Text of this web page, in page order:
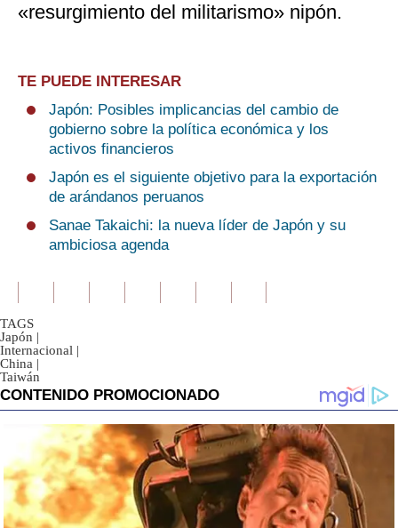
«resurgimiento del militarismo» nipón.
TE PUEDE INTERESAR
Japón: Posibles implicancias del cambio de
gobierno sobre la política económica y los
activos financieros
Japón es el siguiente objetivo para la exportación
de arándanos peruanos
Sanae Takaichi: la nueva líder de Japón y su
ambiciosa agenda
TAGS
Japón |
Internacional |
China |
Taiwán